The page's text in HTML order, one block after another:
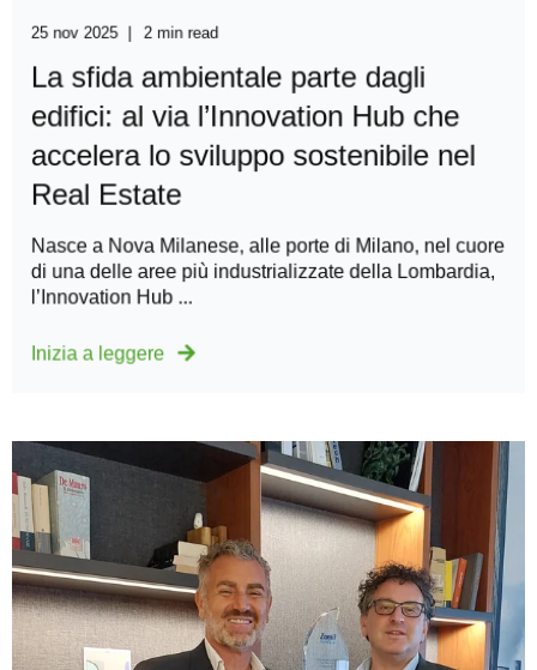
25 nov 2025 2 min read
La sfida ambientale parte dagli
edifici: al via l’Innovation Hub che
accelera lo sviluppo sostenibile nel
Real Estate
Nasce a Nova Milanese, alle porte di Milano, nel cuore
di una delle aree più industrializzate della Lombardia,
l’Innovation Hub ...
Inizia a leggere